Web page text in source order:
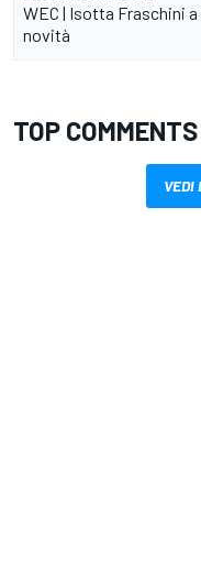
WEC | Isotta Fraschini
novità
TOP COMMENTS
VEDI